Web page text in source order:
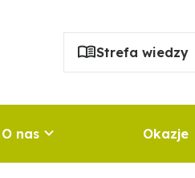
Strefa wiedzy
O nas Okazje